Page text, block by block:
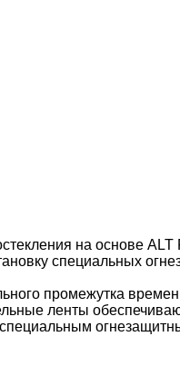
на основе ALT
специальных
промежутка
ленты